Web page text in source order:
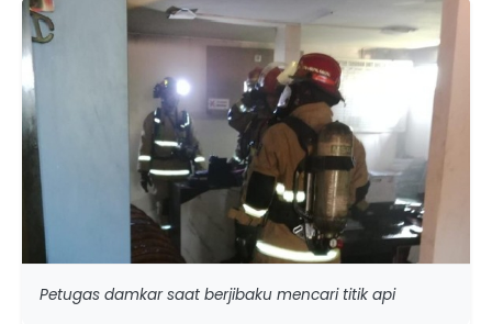
Petugas damkar saat berjibaku mencari titik api